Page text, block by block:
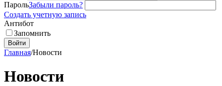
ПарольЗабыли пароль?
Создать учетную запись
Антибот
Запомнить
Войти
Главная/Новости
Новости